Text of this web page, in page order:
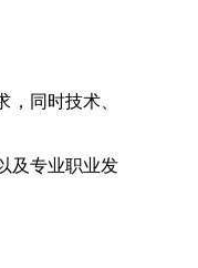
同时技术、
及专业职业发